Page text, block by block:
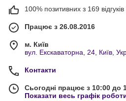
100% позитивних з 169 відгуків
Працює з 26.08.2016
м. Київ
вул. Екскаваторна, 24, Київ,
Контакти
Сьогодні працює з 10:00 до
Показати весь графік